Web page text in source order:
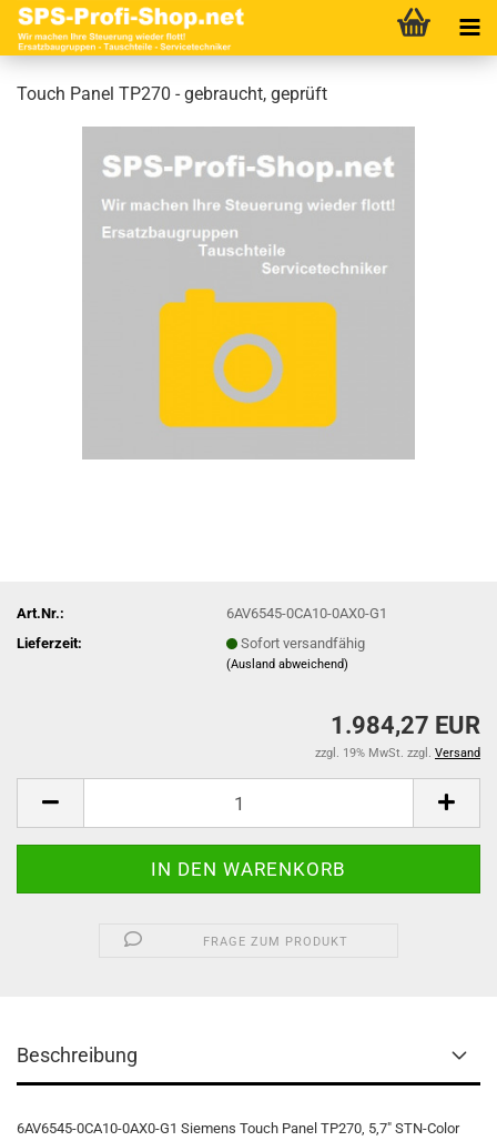
Touch Panel TP270 - gebraucht, geprüft
Art.Nr.:
6AV6545-0CA10-0AX0-G1
Lieferzeit:
Sofort versandfähig
(Ausland abweichend)
1.984,27 EUR
zzgl. 19% MwSt. zzgl. Versand
FRAGE ZUM PRODUKT
Beschreibung
6AV6545-0CA10-0AX0-G1 Siemens Touch Panel TP270, 5,7" STN-Color